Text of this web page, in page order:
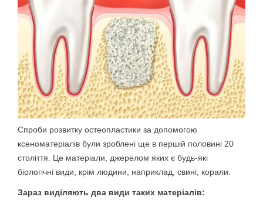
Спроби розвитку остеопластики за допомогою
ксеноматеріалів були зроблені ще в першій половині 20
століття. Це матеріали, джерелом яких є будь-які
біологічні види, крім людини, наприклад, свині, корали.
Зараз виділяють два види таких матеріалів: